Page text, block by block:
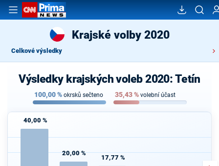
Krajské volby 2020
Celkové výsledky
Výsledky krajských voleb 2020: Tetín
100,00% okrsků sečteno 35,43% volební účast
40,00 %
20,00 %
17,77 %